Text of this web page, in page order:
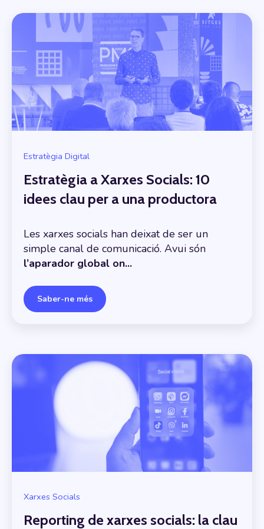
Estratègia Digital
Estratègia a Xarxes Socials: 10
idees clau per a una productora
Les xarxes socials han deixat de ser un
simple canal de comunicació. Avui són
l’aparador global on...
Saber-ne més
Xarxes Socials
Reporting de xarxes socials: la clau